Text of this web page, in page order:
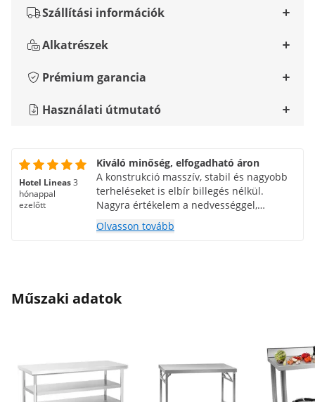
Szállítási információk
Alkatrészek
Prémium garancia
Használati útmutató
Hotel Lineas3
hónappal
ezelőtt
Kiváló minőség, elfogadható áron
A konstrukció masszív, stabil és nagyobb
terheléseket is elbír billegés nélkül.
Nagyra értékelem a nedvességgel,
foltokkal és magas hőmérséklettel
szembeni ellenállást is. A dizájn egyszerű,
tartani a dolgokat és minden kéznél van.
Olvasson tovább
Műszaki adatok